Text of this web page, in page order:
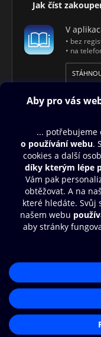
Jak číst
V
• bez
• na
Obsah ke stažení
Moje O2 Knihovna
Další zábava
Nákupní řád
Přístupnost
Zásady zpracování
Cookies
Nastavení cookies